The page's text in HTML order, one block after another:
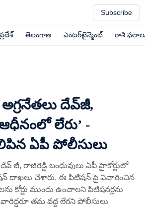
Subscribe
తెలంగాణ ఎంటర్‌టైన్మెంట్ రాశి
దేవ్‌జీ,
లేరు’ -
ఏపీ పోలీసులు
జీ, రాజిరెడ్డి బంధువులు ఏపీ హైకోర్టులో
దాఖలు చేశారు. ఈ పిటిషన్ పై విచారించిన
కోర్టు ముందు ఉంచాలని పిటిషనర్లను
తమ వద్ద లేరని పోలీసులు